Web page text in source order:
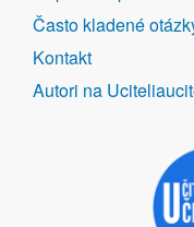
Často kladené
Kontakt
Autori na